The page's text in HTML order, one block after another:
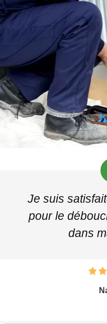
Je suis
pour le
dans